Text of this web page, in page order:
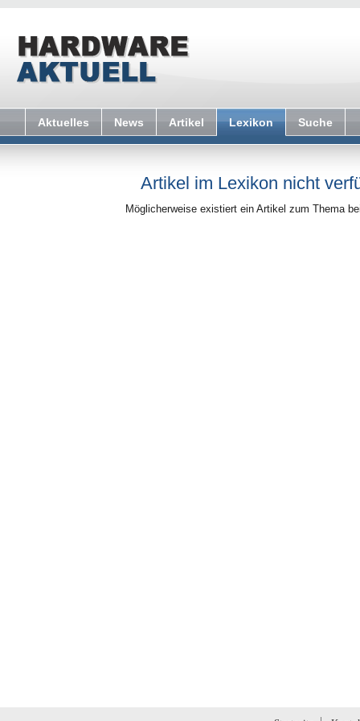
Aktuelles News Artikel Lexikon Suche
Artikel im Lexikon nicht
Möglicherweise existiert ein Artikel zum Thema